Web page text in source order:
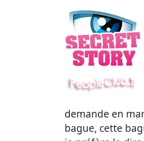
demande en
bague, cette